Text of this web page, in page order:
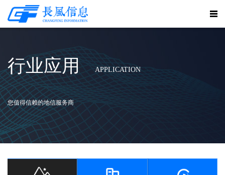
行业应用 APPLICATION
您值得信赖的地信服务商